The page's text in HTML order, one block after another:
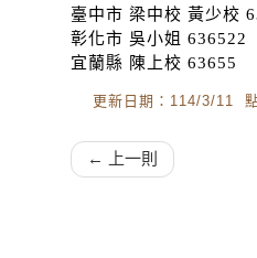
臺中市 梁中校 黃少校
彰化市 吳小姐 636522
宜蘭縣 陳上校 63655
更新日期：114/3/11
← 上一則